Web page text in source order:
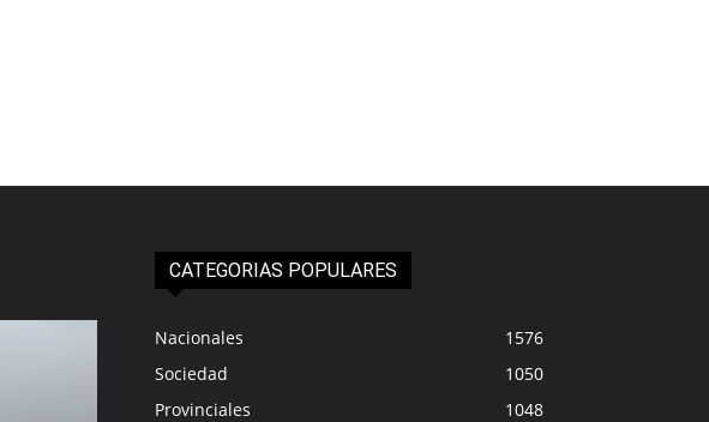
CATEGORIAS POPULARES
Nacionales
1576
Sociedad
1050
Provinciales
1048